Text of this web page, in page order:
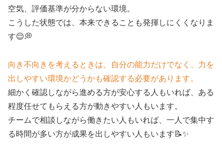
空気、評価基準が分からない環境。
こうした状態では、本来できることも発揮しにくくなりま
す😌💭
向き不向きを考えるときは、自分の能力だけでなく、力を
出しやすい環境かどうかも確認する必要があります。
細かく確認しながら進める方が安心する人もいれば、ある
程度任せてもらえる方が動きやすい人もいます。
チームで相談しながら働きたい人もいれば、一人で集中す
る時間が多い方が成果を出しやすい人もいます📝✨